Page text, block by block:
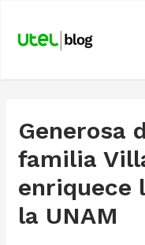
content
Generosa
familia
enriquece
la UNAM